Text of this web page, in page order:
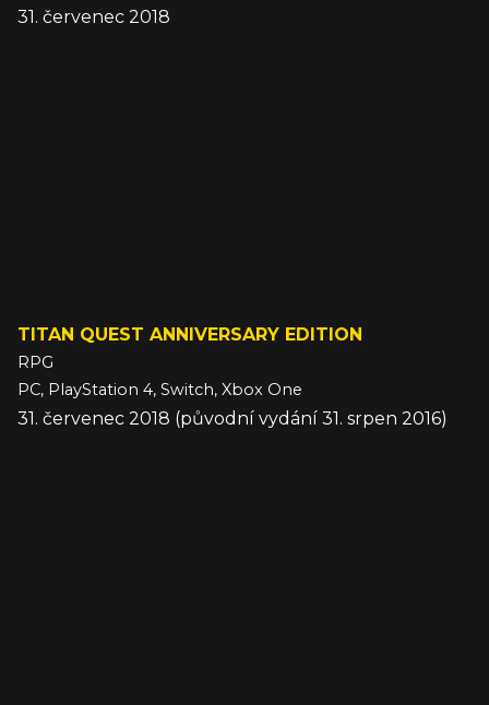
31. červenec 2018
TITAN QUEST ANNIVERSARY EDITION
RPG
PC, PlayStation 4, Switch, Xbox One
31. červenec 2018 (původní vydání 31. srpen 2016)